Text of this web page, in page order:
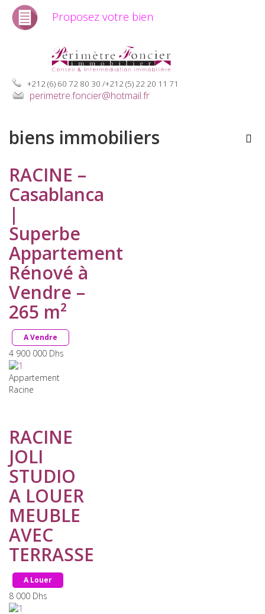
Proposez votre bien
+212 (6) 60 72 80 30 /+212 (5) 22 20 11 71
perimetre.foncier@hotmail.fr
biens immobiliers
RACINE –
Casablanca
|
Superbe
Appartement
Rénové à
Vendre –
265 m²
A Vendre
4 900 000 Dhs
Appartement
Racine
RACINE
JOLI
STUDIO
A LOUER
MEUBLE
AVEC
TERRASSE
A Louer
8 000 Dhs